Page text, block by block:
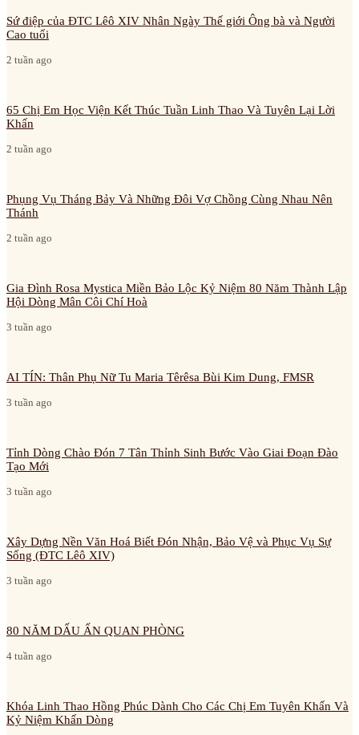
Sứ điệp của ĐTC Lêô XIV Nhân Ngày Thế giới Ông bà và Người
Cao tuổi
2 tuần ago
65 Chị Em Học Viện Kết Thúc Tuần Linh Thao Và Tuyên Lại Lời
Khấn
2 tuần ago
Phụng Vụ Tháng Bảy Và Những Đôi Vợ Chồng Cùng Nhau Nên
Thánh
2 tuần ago
Gia Đình Rosa Mystica Miền Bảo Lộc Kỷ Niệm 80 Năm Thành Lập
Hội Dòng Mân Côi Chí Hoà
3 tuần ago
AI TÍN: Thân Phụ Nữ Tu Maria Têrêsa Bùi Kim Dung, FMSR
3 tuần ago
Tỉnh Dòng Chào Đón 7 Tân Thỉnh Sinh Bước Vào Giai Đoạn Đào
Tạo Mới
3 tuần ago
Xây Dựng Nền Văn Hoá Biết Đón Nhận, Bảo Vệ và Phục Vụ Sự
Sống (ĐTC Lêô XIV)
3 tuần ago
80 NĂM DẤU ẤN QUAN PHÒNG
4 tuần ago
Khóa Linh Thao Hồng Phúc Dành Cho Các Chị Em Tuyên Khấn Và
Kỷ Niệm Khấn Dòng